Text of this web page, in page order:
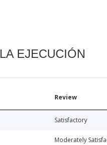
EJECUCIÓN
Review
Satisfactory
Moderately